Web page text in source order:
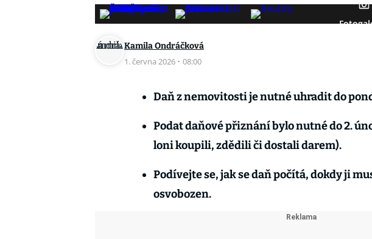
Kamila Ondráčková
1. června 2026 · 08:00
Daň z nemovitosti je nutné uhradit do
Podat daňové přiznání bylo nutné do 2.
loni koupili, zdědili či dostali darem).
Podívejte se, jak se daň počítá, dokdy ji
osvobozen.